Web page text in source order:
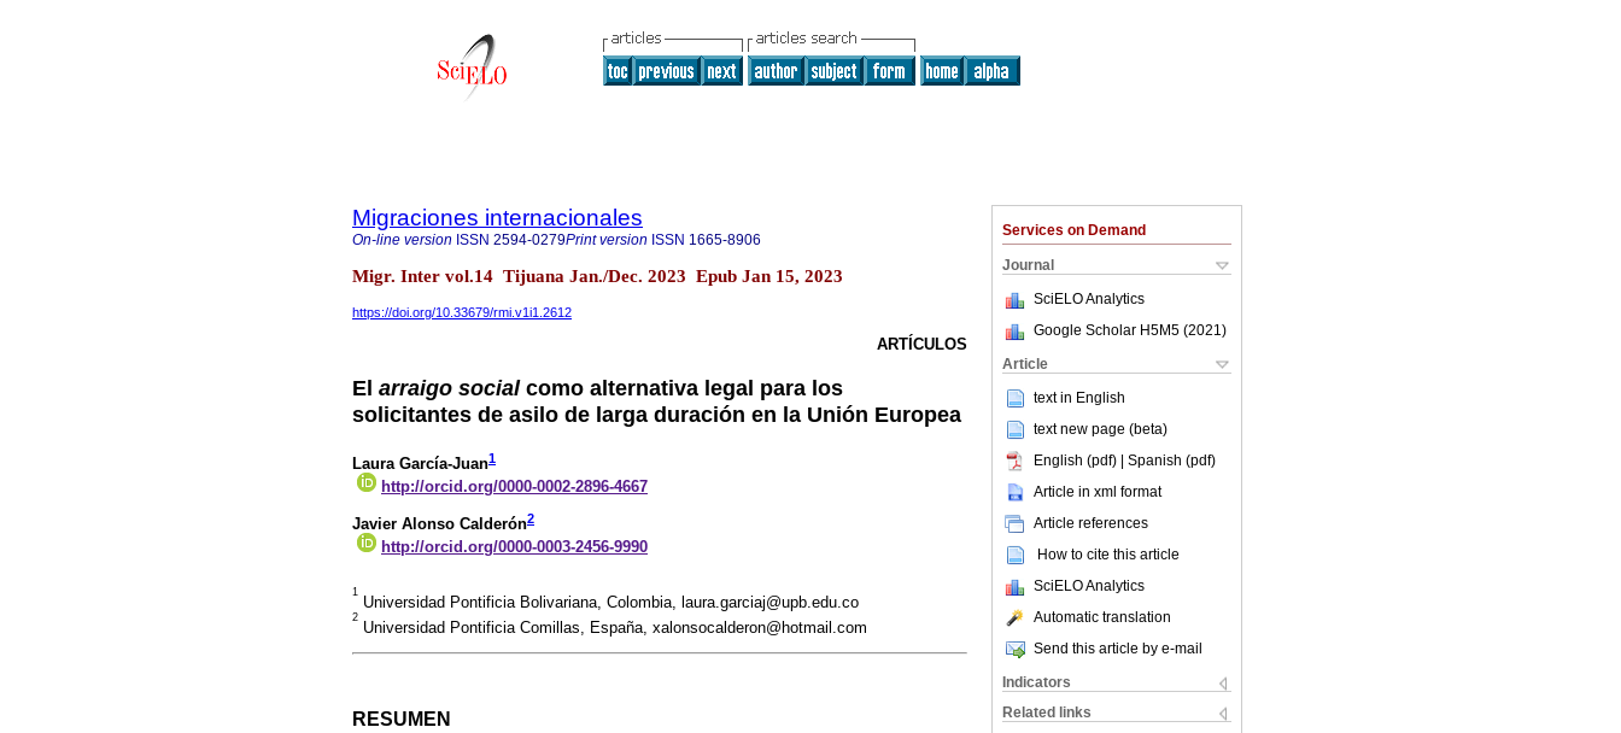
Services on Demand
Journal
SciELO Analytics
Google Scholar H5M5 (2021 )
Article
text in English
text new page (beta)
English (pdf) | Spanish (pdf)
Article in xml format
Article references
How to cite this article
SciELO Analytics
Automatic translation
Send this article by e-mail
Indicators
Related links
Migraciones internacionales
On-line version ISSN 2594-0279Print version ISSN 1665-8906
Migr. Inter vol.14 Tijuana Jan./Dec. 2023 Epub Jan 15, 2023
https://doi.org/10.33679/rmi.v1i1.2612
ARTÍCULOS
El arraigo socialcomo alternativa legal para los
solicitantes de asilo de larga duración en la Unión Europea
Laura García-Juan1
http://orcid.org/0000-0002-2896-4667
Javier Alonso Calderón2
http://orcid.org/0000-0003-2456-9990
1
Universidad Pontificia Bolivariana, Colombia, laura.garciaj@upb.edu.co
2
Universidad Pontificia Comillas, España, xalonsocalderon@hotmail.com
RESUMEN